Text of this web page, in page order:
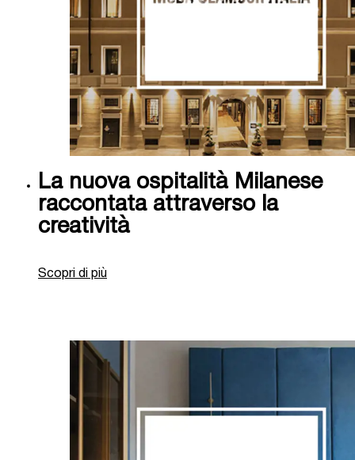
La nuova ospitalità Milanese
raccontata attraverso la
creatività
Scopri di più